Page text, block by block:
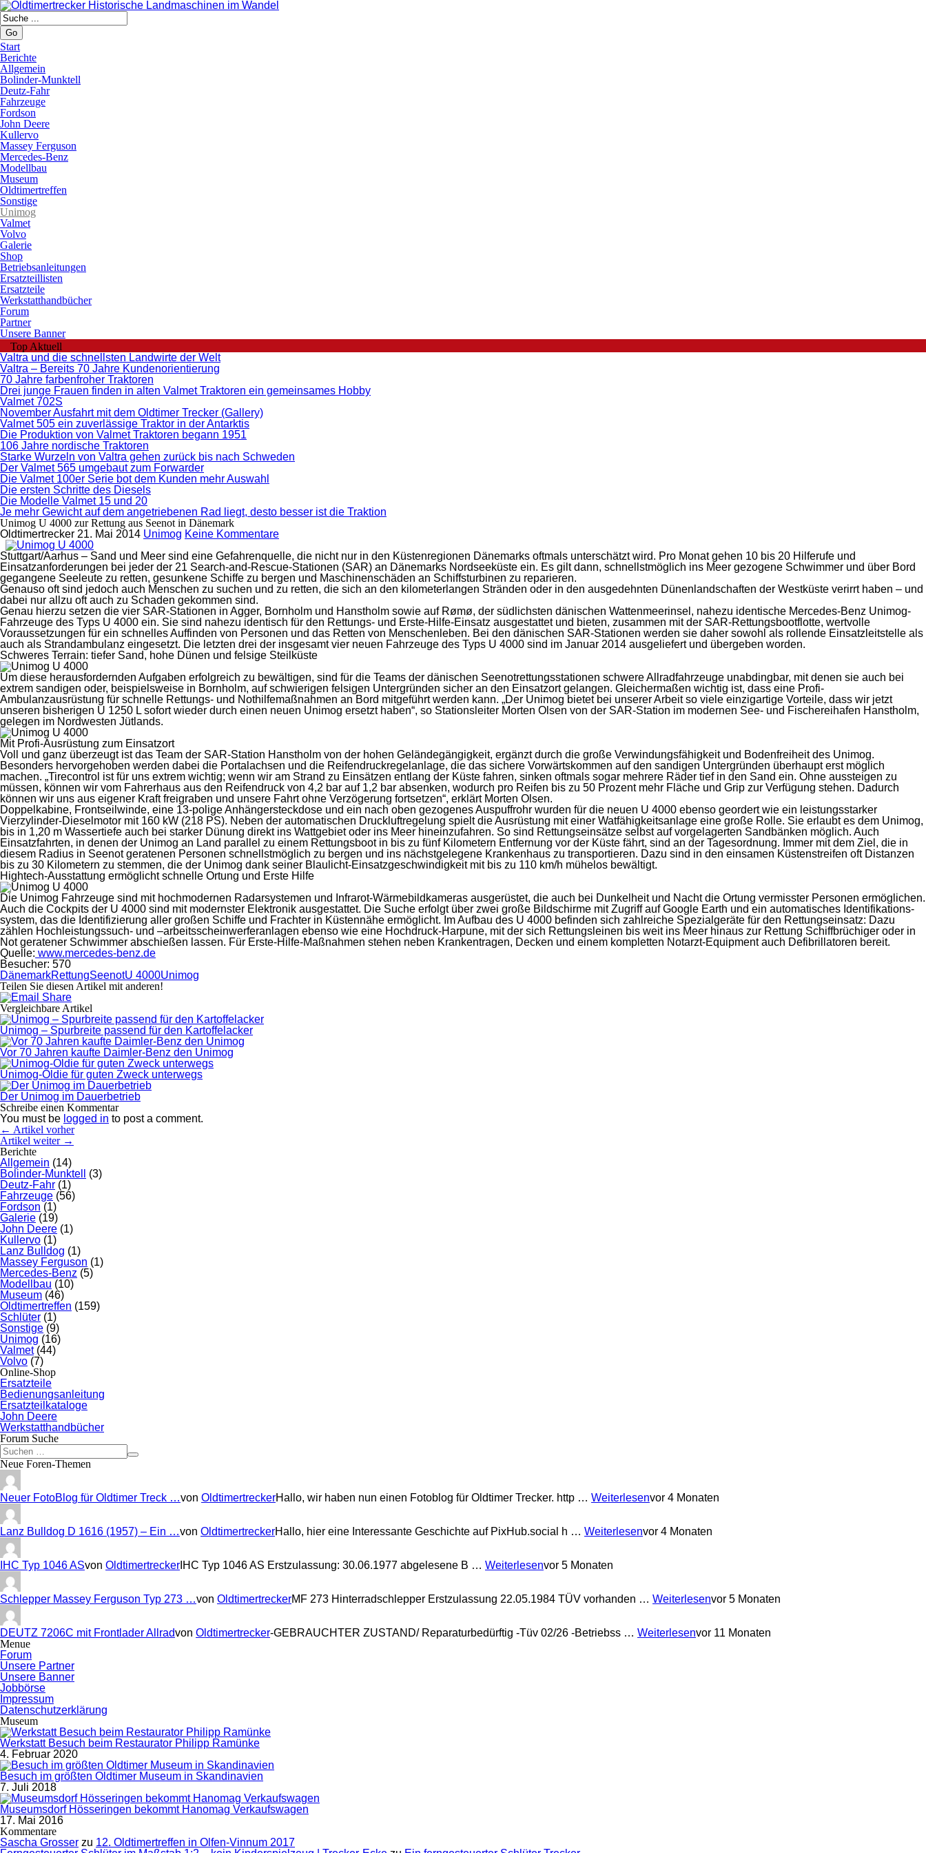
Go
Start
Berichte
Allgemein
Bolinder-Munktell
Deutz-Fahr
Fahrzeuge
Fordson
John Deere
Kullervo
Massey Ferguson
Mercedes-Benz
Modellbau
Museum
Oldtimertreffen
Sonstige
Unimog
Valmet
Volvo
Galerie
Shop
Betriebsanleitungen
Ersatzteillisten
Ersatzteile
Werkstatthandbücher
Forum
Partner
Unsere Banner
Top Aktuell
Valtra und die schnellsten Landwirte der Welt
Valtra – Bereits 70 Jahre Kundenorientierung
70 Jahre farbenfroher Traktoren
Drei junge Frauen finden in alten Valmet Traktoren ein gemeinsames Hobby
Valmet 702S
November Ausfahrt mit dem Oldtimer Trecker (Gallery)
Valmet 505 ein zuverlässige Traktor in der Antarktis
Die Produktion von Valmet Traktoren begann 1951
106 Jahre nordische Traktoren
Starke Wurzeln von Valtra gehen zurück bis nach Schweden
Der Valmet 565 umgebaut zum Forwarder
Die Valmet 100er Serie bot dem Kunden mehr Auswahl
Die ersten Schritte des Diesels
Die Modelle Valmet 15 und 20
Je mehr Gewicht auf dem angetriebenen Rad liegt, desto besser ist die Traktion
Unimog U 4000 zur Rettung aus Seenot in Dänemark
Oldtimertrecker 21. Mai 2014 Unimog Keine Kommentarezu
U
4000
zur
Rettung
Seenot
in
Dänemark
Stuttgart/Aarhus – Sand und Meer sind eine Gefahrenquelle, die nicht nur in den Küstenregionen Dänemarks oftmals unterschätzt wird. Pro Monat gehen 10 bis 20 Hilferufe und
Einsatzanforderungen bei jeder der 21 Search-and-Rescue-Stationen (SAR) an Dänemarks Nordseeküste ein. Es gilt dann, schnellstmöglich ins Meer gezogene Schwimmer und über Bord
gegangene Seeleute zu retten, gesunkene Schiffe zu bergen und Maschinenschäden an Schiffsturbinen zu reparieren.
Genauso oft sind jedoch auch Menschen zu suchen und zu retten, die sich an den kilometerlangen Stränden oder in den ausgedehnten Dünenlandschaften der Westküste verirrt haben – und
dabei nur allzu oft auch zu Schaden ge­kommen sind.
Genau hierzu setzen die vier SAR-Stationen in Agger, Bornholm und Hanstholm sowie auf Rømø, der südlichsten dänischen Wattenmeerinsel, nahe­zu identische Mercedes-Benz Unimog-
Fahrzeuge des Typs U 4000 ein. Sie sind nahezu identisch für den Rettungs- und Erste-Hilfe-Einsatz ausgestattet und bieten, zusammen mit der SAR-Rettungsbootflotte, wertvolle
Voraussetzungen für ein schnelles Auffinden von Personen und das Retten von Menschenleben. Bei den dänischen SAR-Stationen werden sie daher sowohl als rollende Einsatzleitstelle als
auch als Strandambulanz eingesetzt. Die letzten drei der insgesamt vier neuen Fahrzeuge des Typs U 4000 sind im Januar 2014 ausge­liefert und übergeben worden.
Schweres Terrain: tiefer Sand, hohe Dünen und felsige Steilküste
Um diese herausfordernden Aufgaben erfolgreich zu bewältigen, sind für die Teams der dänischen Seenotrettungsstationen schwere Allradfahrzeuge unab­dingbar, mit denen sie auch bei
extrem sandigen oder, beispielsweise in Bornholm, auf schwierigen felsigen Untergründen sicher an den Einsatzort ge­langen. Gleichermaßen wichtig ist, dass eine Profi-
Ambulanzausrüstung für schnelle Rettungs- und Nothilfemaßnahmen an Bord mitgeführt werden kann. „Der Unimog bietet bei unserer Arbeit so viele einzigartige Vorteile, dass wir jetzt
unseren bisherigen U 1250 L sofort wieder durch einen neuen Unimog ersetzt haben“, so Stationsleiter Morten Olsen von der SAR-Station im modernen See- und Fischereihafen Hanstholm,
gelegen im Nordwesten Jütlands.
Mit Profi-Ausrüstung zum Einsatzort
Voll und ganz überzeugt ist das Team der SAR-Station Hanstholm von der hohen Geländegängigkeit, ergänzt durch die große Verwindungsfähigkeit und Bodenfreiheit des Unimog.
Besonders hervorgehoben werden dabei die Portal­achsen und die Reifendruckregelanlage, die das sichere Vorwärtskommen auf den sandigen Untergründen überhaupt erst möglich
machen. „Tirecontrol ist für uns extrem wichtig; wenn wir am Strand zu Einsätzen entlang der Küste fahren, sinken oftmals sogar mehrere Räder tief in den Sand ein. Ohne aus­steigen zu
müssen, können wir vom Fahrerhaus aus den Reifendruck von 4,2 bar auf 1,2 bar absenken, wodurch pro Reifen bis zu 50 Prozent mehr Fläche und Grip zur Verfügung stehen. Dadurch
können wir uns aus eigener Kraft freigraben und unsere Fahrt ohne Verzögerung fortsetzen“, erklärt Morten Olsen.
Doppelkabine, Frontseilwinde, eine 13-polige Anhängersteckdose und ein nach oben gezogenes Auspuffrohr wurden für die neuen U 4000 ebenso geordert wie ein leistungsstarker
Vierzylinder-Dieselmotor mit 160 kW (218 PS). Neben der automatischen Druckluftregelung spielt die Ausrüstung mit einer Watfähig­keitsanlage eine große Rolle. Sie erlaubt es dem Unimog,
bis in 1,20 m Wasser­tiefe auch bei starker Dünung direkt ins Wattgebiet oder ins Meer hineinzu­fahren. So sind Rettungseinsätze selbst auf vorgelagerten Sandbänken möglich. Auch
Einsatzfahrten, in denen der Unimog an Land parallel zu einem Rettungsboot in bis zu fünf Kilometern Entfernung vor der Küste fährt, sind an der Tagesordnung. Immer mit dem Ziel, die in
diesem Radius in Seenot geratenen Personen schnellstmöglich zu bergen und ins nächstgelegene Krankenhaus zu transportieren. Dazu sind in den einsamen Küstenstreifen oft Distanzen
bis zu 30 Kilometern zu stemmen, die der Unimog dank seiner Blau­licht-Einsatzgeschwindigkeit mit bis zu 110 km/h mühelos bewältigt.
Hightech-Ausstattung ermöglicht schnelle Ortung und Erste Hilfe
Die Unimog Fahrzeuge sind mit hochmodernen Radarsystemen und Infrarot-Wärmebildkameras ausgerüstet, die auch bei Dunkelheit und Nacht die Ortung vermisster Personen ermöglichen.
Auch die Cockpits der U 4000 sind mit modernster Elektronik ausgestattet. Die Suche erfolgt über zwei große Bild­schirme mit Zugriff auf Google Earth und ein automatisches Identifikations­
system, das die Identifizierung aller großen Schiffe und Frachter in Küsten­nähe ermöglicht. Im Aufbau des U 4000 befinden sich zahlreiche Spezialgeräte für den Rettungseinsatz: Dazu
zählen Hochleistungssuch- und –arbeitsschein­werferanlagen ebenso wie eine Hochdruck-Harpune, mit der sich Rettungs­leinen bis weit ins Meer hinaus zur Rettung Schiffbrüchiger oder in
Not geratener Schwimmer abschießen lassen. Für Erste-Hilfe-Maßnahmen stehen neben Krankentragen, Decken und einem kompletten Notarzt-Equipment auch Defibrillatoren bereit.
Quelle: www.mercedes-benz.de
Besucher: 570
DänemarkRettungSeenotU 4000Unimog
Teilen Sie diesen Artikel mit anderen!
Vergleichbare Artikel
Unimog – Spurbreite passend für den Kartoffelacker
Vor 70 Jahren kaufte Daimler-Benz den Unimog
Unimog-Oldie für guten Zweck unterwegs
Der Unimog im Dauerbetrieb
Schreibe einen Kommentar
You must be logged in to post a comment.
← Artikel vorher
Artikel weiter →
Berichte
Allgemein (14)
Bolinder-Munktell
(3)
Deutz-Fahr (1)
Fahrzeuge (56)
Fordson (1)
Galerie (19)
John Deere (1)
Kullervo (1)
Lanz Bulldog (1)
Massey Ferguson (1)
Mercedes-Benz (5)
Modellbau (10)
Museum (46)
Oldtimertreffen (159)
Schlüter (1)
Sonstige (9)
Unimog (16)
Valmet(44)
Volvo (7)
Online-Shop
Ersatzteile
Bedienungsanleitung
Ersatzteilkataloge
John Deere
Werkstatthandbücher
Forum Suche
Neue Foren-Themen
Neuer FotoBlog für Oldtimer Treck …von OldtimertreckerHallo, wir haben nun einen Fotoblog für Oldtimer Trecker. http … Weiterlesenvor 4 Monaten
Lanz Bulldog D 1616 (1957) – Ein …von OldtimertreckerHallo, hier eine Interessante Geschichte auf PixHub.social h … Weiterlesenvor 4 Monaten
IHC Typ 1046 ASvon Oldtimertrecker IHC Typ 1046 AS Erstzulassung: 30.06.1977 abgelesene B … Weiterlesenvor 5 Monaten
Schlepper Massey Ferguson Typ 273 …von OldtimertreckerMF 273 Hinterradschlepper Erstzulassung 22.05.1984 TÜV vorhanden … Weiterlesenvor 5 Monaten
DEUTZ 7206C mit Frontlader Allradvon Oldtimertrecker-GEBRAUCHTER ZUSTAND/ Reparaturbedürftig -Tüv 02/26 -Betriebss … Weiterlesenvor 11 Monaten
Menue
Forum
Unsere Partner
Unsere Banner
Jobbörse
Impressum
Datenschutzerklärung
Museum
Werkstatt Besuch beim Restaurator Philipp Ramünke
4. Februar 2020
Besuch im größten Oldtimer Museum in Skandinavien
7. Juli 2018
Museumsdorf Hösseringen bekommt Hanomag Verkaufswagen
17. Mai 2016
Kommentare
Sascha Grosser zu 12. Oldtimertreffen in Olfen-Vinnum 2017